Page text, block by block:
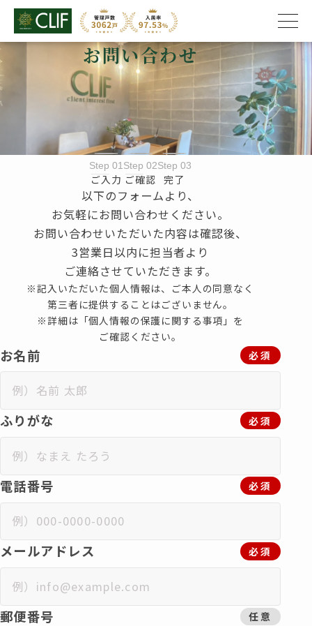
お問い合わせ
>お問い合わせ
Step 01
ご入力
Step 02
ご確認
Step 03
完了
以下のフォームより、
お気軽にお問い合わせください。
お問い合わせいただいた内容は確認後、
3営業日以内に担当者より
ご連絡させていただきます。
※記入いただいた個人情報は、ご本人の同意なく
第三者に提供することはございません。
※詳細は「個人情報の保護に関する事項」を
ご確認ください。
必須
お名前
必須
ふりがな
必須
電話番号
必須
メールアドレス
任意
郵便番号